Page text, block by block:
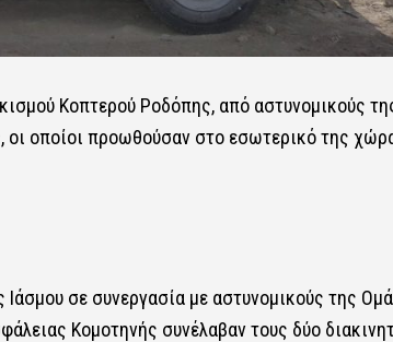
Κοπτερού Ροδόπης, από αστυνομικούς
οι οποίοι προωθούσαν στο εσωτερικό της
σε συνεργασία με αστυνομικούς της
Κομοτηνής συνέλαβαν τους δύο